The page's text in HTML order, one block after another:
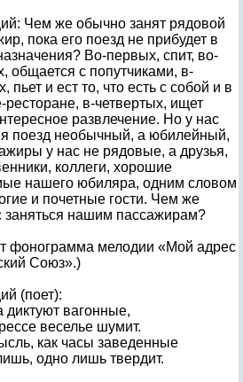
Чем же обычно занят рядовой
пока его поезд не прибудет в
Во-первых, спит, во-
общается с попутчиками, в-
пьет и ест то, что есть с собой и в
ресторане, в-четвертых, ищет
развлечение. Но у нас
поезд необычный, а юбилейный,
у нас не рядовые, а друзья,
коллеги, хорошие
нашего юбиляра, одним словом
и почетные гости. Чем же
заняться нашим пассажирам?
фонограмма мелодии «Мой адрес
Союз».)
(поет):
диктуют вагонные,
веселье шумит.
как часы заведенные
одно лишь твердит.